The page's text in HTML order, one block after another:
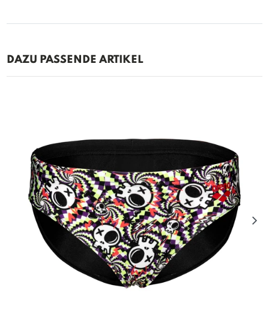
DAZU PASSENDE ARTIKEL